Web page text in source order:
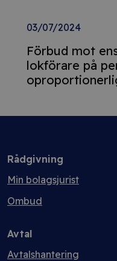
03/07/2024
Förbud mot
lokförare på
Rådgivning
Min bolagsjurist
Ombud
Avtal
Avtalshantering